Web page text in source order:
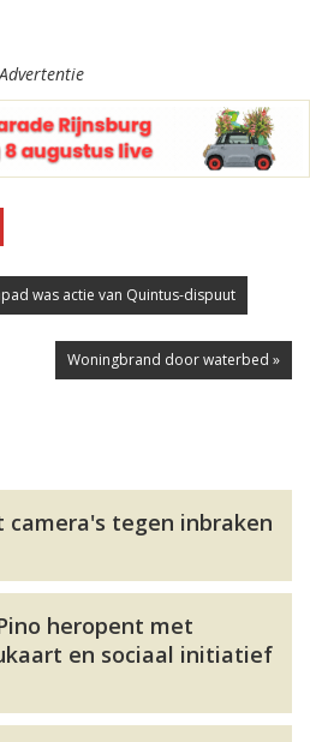
was actie van Quintus-dispuut
Woningbrand door waterbed »
camera's tegen inbraken
heropent met
en sociaal initiatief